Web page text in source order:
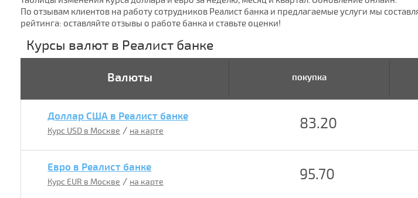
По отзывам клиентов на работу сотрудников Реалист банка и предлагаемые услуги мы
рейтинга: оставляйте отзывы о работе банка и ставьте оценки!
Курсы валют в Реалист банке
Валюты покупка
Доллар США в Реалист банке
Курс USD в Москве / на карте 83.20
Евро в Реалист банке
Курс EUR в Москве / на карте 95.70